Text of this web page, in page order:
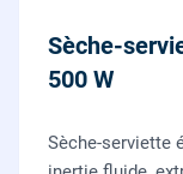
Sèche-
500 W
Sèche-serviette